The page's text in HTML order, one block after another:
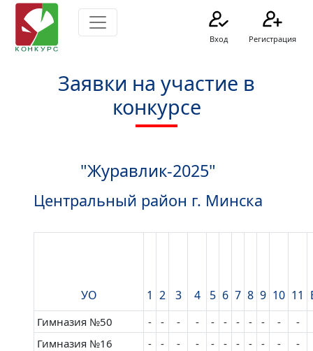
Вход Регистрация
Заявки на участие в
конкурсе
"Журавлик-2025"
Центральный район г. Минска
УО 1 2 3 4 5 6 7 8 9 10 11
Гимназия №50 - - - - - - - - - -
-
Гимназия №16
- - - - - - - - - -
-